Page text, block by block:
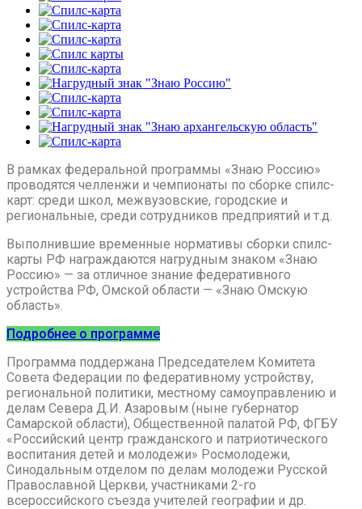
В рамках федеральной программы «Знаю Россию»
проводятся челленжи и чемпионаты по сборке спилс-
карт: среди школ, межвузовские, городские и
региональные, среди сотрудников предприятий и т.д.
Выполнившие временные нормативы сборки спилс-
карты РФ награждаются нагрудным знаком «Знаю
Россию» — за отличное знание федеративного
устройства РФ, Омской области — «Знаю Омскую
область».
Подробнее о программе
Программа поддержана Председателем Комитета
Совета Федерации по федеративному устройству,
региональной политики, местному самоуправлению и
делам Севера Д.И. Азаровым (ныне губернатор
Самарской области), Общественной палатой РФ, ФГБУ
«Российский центр гражданского и патриотического
воспитания детей и молодежи» Росмолодежи,
Синодальным отделом по делам молодежи Русской
Православной Церкви, участниками 2-го
всероссийского съезда учителей географии и др.